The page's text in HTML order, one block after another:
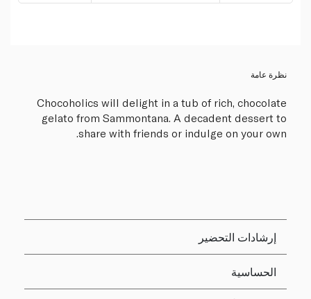
نظرة عامة
Chocoholics will delight in a tub of rich, chocolate
gelato from Sammontana. A decadent dessert to
share with friends or indulge on your own.
إرشادات التحضير
الحساسية